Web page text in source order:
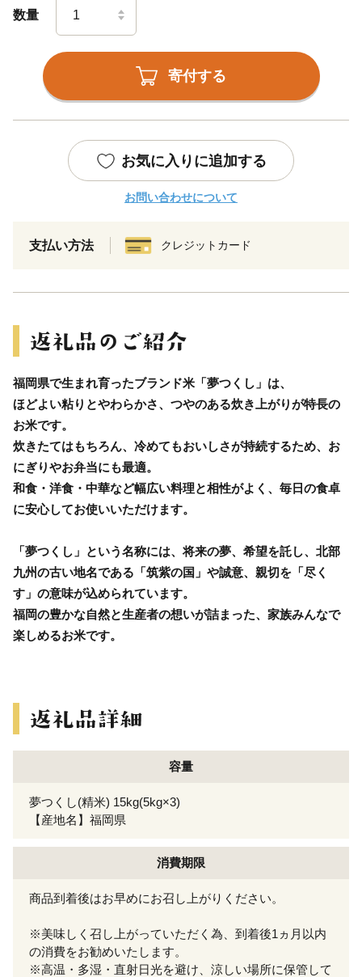
数量
寄付する
お気に入りに追加する
お問い合わせについて
支払い方法 クレジットカード
福岡県で生まれ育ったブランド米「夢つくし」は、
ほどよい粘りとやわらかさ、つやのある炊き上がりが特長の
お米です。
炊きたてはもちろん、冷めてもおいしさが持続するため、お
にぎりやお弁当にも最適。
和食・洋食・中華など幅広い料理と相性がよく、毎日の食卓
に安心してお使いいただけます。
「夢つくし」という名称には、将来の夢、希望を託し、北部
九州の古い地名である「筑紫の国」や誠意、親切を「尽く
す」の意味が込められています。
福岡の豊かな自然と生産者の想いが詰まった、家族みんなで
楽しめるお米です。
容量
夢つくし(精米) 15kg(5kg×3)
【産地名】福岡県
消費期限
商品到着後はお早めにお召し上がりください。
※美味しく召し上がっていただく為、到着後1ヵ月以内
の消費をお勧めいたします。
※高温・多湿・直射日光を避け、涼しい場所に保管して